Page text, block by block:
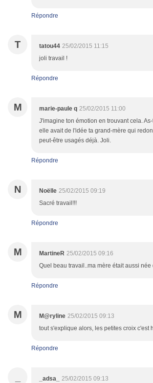
Répondre
T tatou44 25/02/2015 11:15
joli travail !
Répondre
M marie-paule q 25/02/2015 11:00
J'imagine ton émotion en trouvant cela.
elle avait de l'idée ta grand-mère qui
peut-être usagés déjà. Joli.
Répondre
N Noëlle 25/02/2015 09:19
Sacré travail!!!
Répondre
M MartineR 25/02/2015 09:16
Quel beau travail..ma mère était aussi née
Répondre
M M@ryline 25/02/2015 09:13
tout s'explique alors, les petites croix c'est
Répondre
_adsa_
25/02/2015 09:13